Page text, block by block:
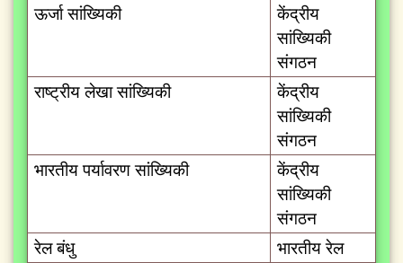
ऊर्जा सांख्यिकी
केंद्रीय
सांख्यिकी
संगठन
राष्ट्रीय लेखा सांख्यिकी
केंद्रीय
सांख्यिकी
संगठन
भारतीय पर्यावरण सांख्यिकी
केंद्रीय
सांख्यिकी
संगठन
रेल बंधु
भारतीय रेल